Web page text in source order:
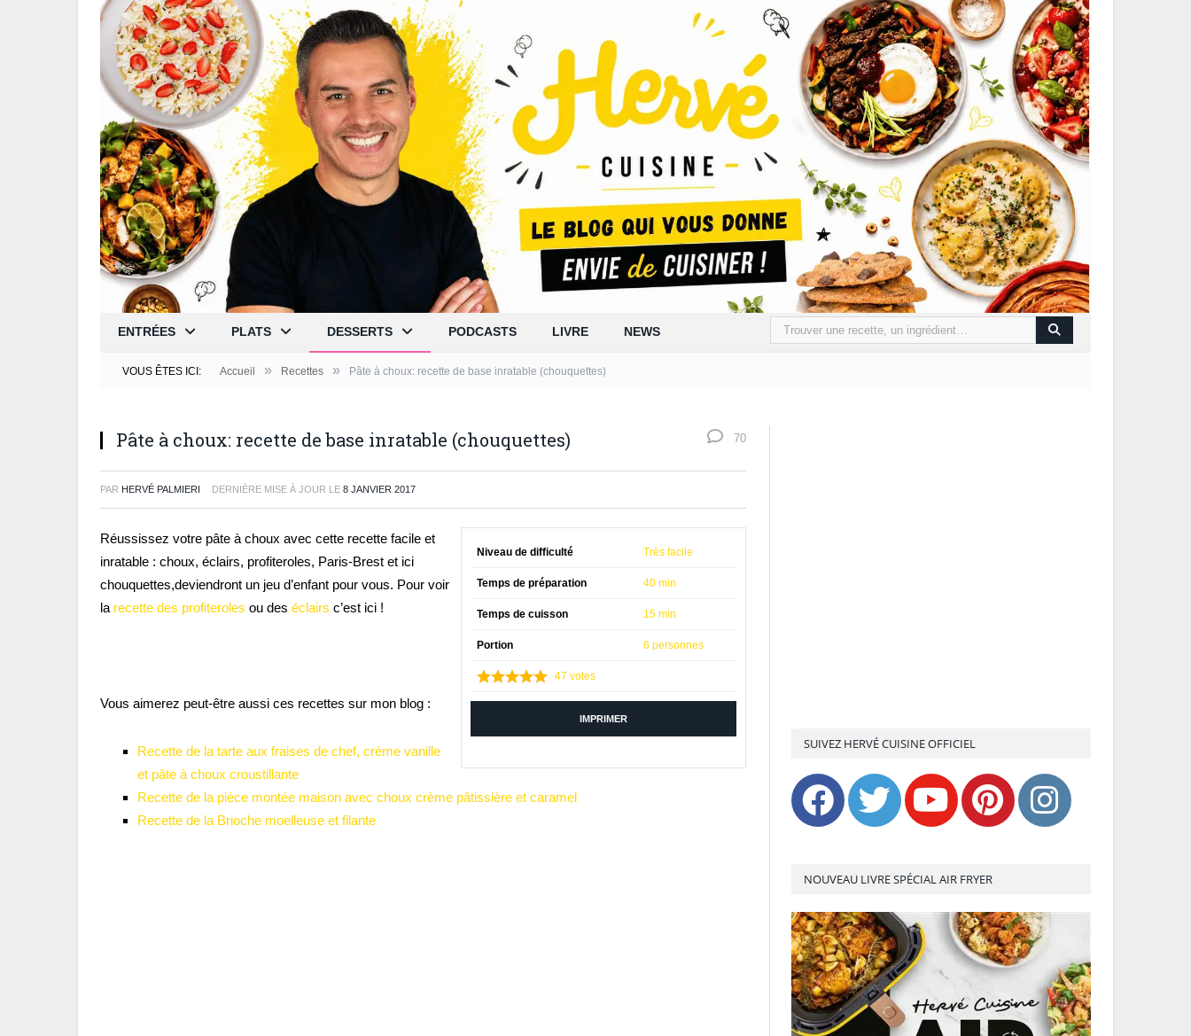
ENTRÉES PLATS DESSERTS PODCASTS LIVRE NEWS
VOUS ÊTES ICI: Accueil » Recettes » Pâte à choux: recette de base inratable (chouquettes)
Pâte à choux: recette de base inratable (chouquettes) 70
PAR HERVÉ PALMIERI DERNIÈRE MISE À JOUR LE 8 JANVIER 2017
Niveau de difficulté Très facile
Temps de préparation 40 min
Temps de cuisson 15 min
Portion 6 personnes
47 votes
IMPRIMER
Réussissez votre pâte à choux avec cette recette facile et
inratable : choux, éclairs, profiteroles, Paris-Brest et ici
chouquettes,deviendront un jeu d’enfant pour vous. Pour voir
la recette des profiteroles ou des éclairs c’est ici !
Vous aimerez peut-être aussi ces recettes sur mon blog :
Recette de la tarte aux fraises de chef, crème vanille
et pâte à choux croustillante
Recette de la pièce montée maison avec choux crème pâtissière et caramel
Recette de la Brioche moelleuse et filante
SUIVEZ HERVÉ CUISINE OFFICIEL
NOUVEAU LIVRE SPÉCIAL AIR FRYER